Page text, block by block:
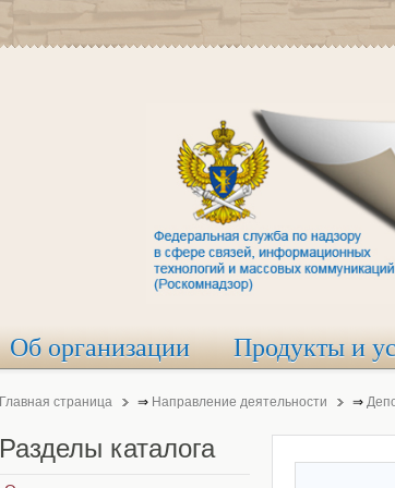
Об организации Продукты и
Главная страница ⇒ Направление деятельности ⇒
Разделы каталога